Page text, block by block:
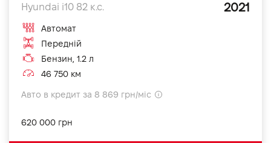
Hyundai i10 82 к.с. 2021
Автомат
Передній
Бензин, 1.2 л
46 750 км
Авто в кредит за 8 869 грн/міс
620 000 грн